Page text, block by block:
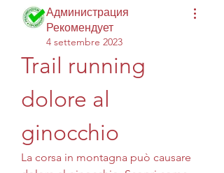
Администрация
Рекомендует
4 settembre 2023
Trail running
dolore al
ginocchio
La corsa in montagna può causare